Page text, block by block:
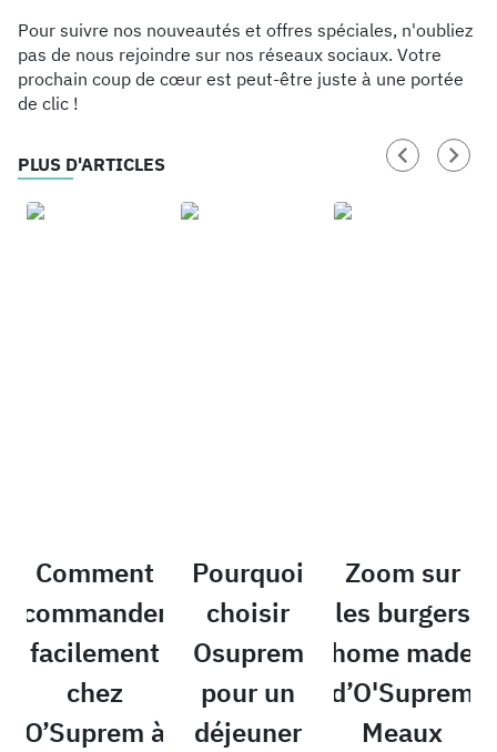
Pour suivre nos nouveautés et offres spéciales, n'oubliez
pas de nous rejoindre sur nos réseaux sociaux. Votre
prochain coup de cœur est peut-être juste à une portée
de clic !
PLUS D'ARTICLES
Comment
commander
facilement
chez
O’Suprem à
Pourquoi
choisir
Osuprem
pour un
déjeuner
Zoom sur
les burgers
home made
d’O'Suprem
Meaux